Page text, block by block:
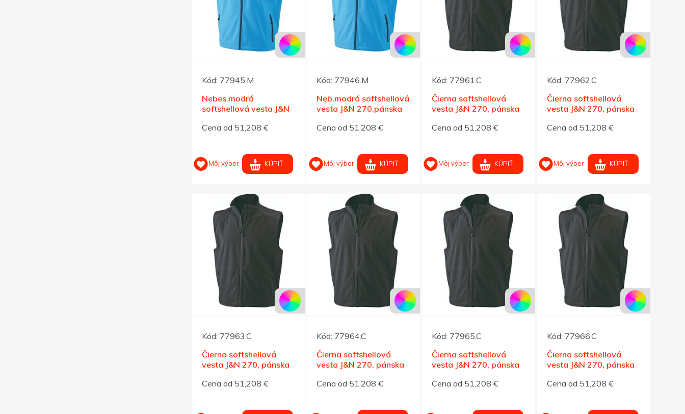
Kód: 77945.M
Nebes.modrá
softshellová vesta J&N
Cena od 51,208 €
Môj výber KÚPIŤ
Kód: 77946.M
Neb.modrá softshellová
vesta J&N 270,pánska
Cena od 51,208 €
Môj výber KÚPIŤ
Kód: 77961.C
Čierna softshellová
vesta J&N 270, pánska
Cena od 51,208 €
Môj výber KÚPIŤ
Kód: 77962.C
Čierna softshellová
vesta J&N 270, pánska
Cena od 51,208 €
Môj výber KÚPIŤ
Kód: 77963.C
Čierna softshellová
vesta J&N 270, pánska
Cena od 51,208 €
Kód: 77964.C
Čierna softshellová
vesta J&N 270, pánska
Cena od 51,208 €
Kód: 77965.C
Čierna softshellová
vesta J&N 270, pánska
Cena od 51,208 €
Kód: 77966.C
Čierna softshellová
vesta J&N 270, pánska
Cena od 51,208 €